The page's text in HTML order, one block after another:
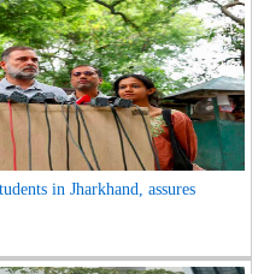
in Jharkhand, assures